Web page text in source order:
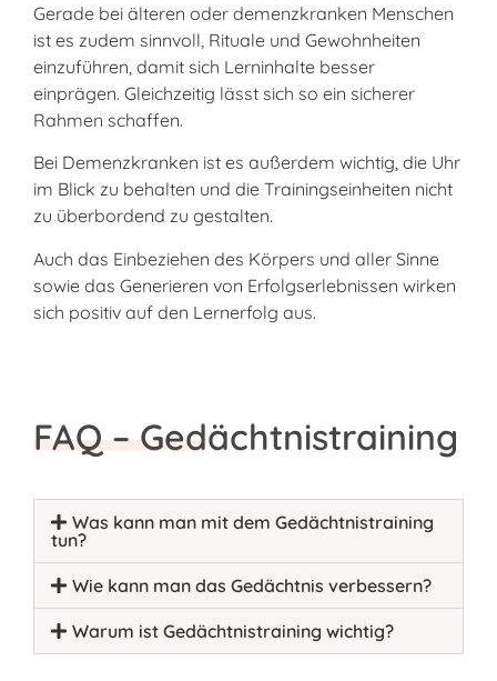
Gerade bei älteren oder demenzkranken Menschen
ist es zudem sinnvoll, Rituale und Gewohnheiten
einzuführen, damit sich Lerninhalte besser
einprägen. Gleichzeitig lässt sich so ein sicherer
Rahmen schaffen.
Bei Demenzkranken ist es außerdem wichtig, die Uhr
im Blick zu behalten und die Trainingseinheiten nicht
zu überbordend zu gestalten.
Auch das Einbeziehen des Körpers und aller Sinne
sowie das Generieren von Erfolgserlebnissen wirken
sich positiv auf den Lernerfolg aus.
FAQ – Gedächtnistraining
Was kann man mit dem Gedächtnistraining
tun?
Wie kann man das Gedächtnis verbessern?
Warum ist Gedächtnistraining wichtig?